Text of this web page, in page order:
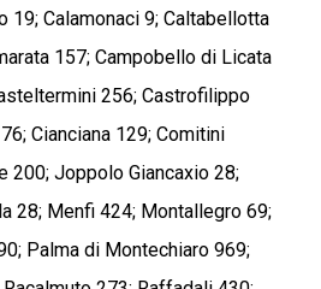
19; Calamonaci 9; Caltabellotta
157; Campobello di Licata
256; Castrofilippo
Cianciana 129; Comitini
200; Joppolo Giancaxio 28;
28; Menfi 424; Montallegro 69;
Palma di Montechiaro 969;